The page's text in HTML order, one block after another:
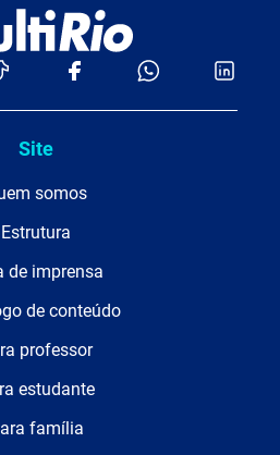
Site
somos
Estrutura
de imprensa
de conteúdo
professor
estudante
família